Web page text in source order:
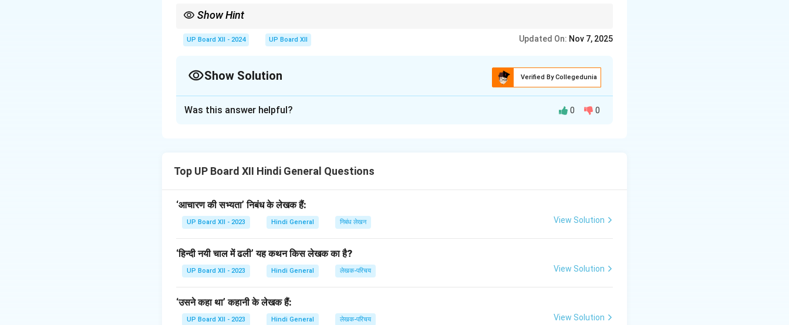
Show Hint
UP Board XII - 2024 UP Board XII Updated On: Nov 7, 2025
Show Solution Verified By Collegedunia
Was this answer helpful? 0 0
Top UP Board XII Hindi General Questions
‘आचारण की सभ्यता’ निबंध के लेखक हैं:
UP Board XII - 2023 Hindi General निबंध लेखन View Solution
‘हिन्दी नयी चाल में ढली’ यह कथन किस लेखक का है?
UP Board XII - 2023 Hindi General लेखक-परिचय View Solution
‘उसने कहा था’ कहानी के लेखक हैं:
UP Board XII - 2023 Hindi General लेखक-परिचय View Solution